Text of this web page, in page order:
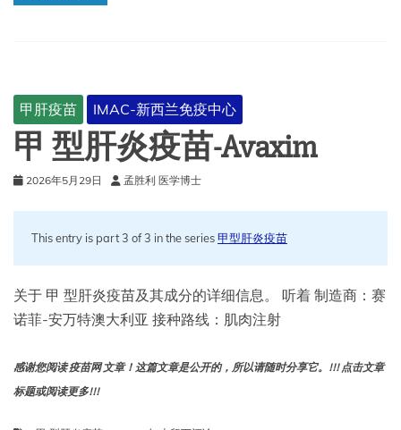
甲肝疫苗 IMAC-新西兰免疫中心
甲 型肝炎疫苗-Avaxim
2026年5月29日 孟胜利 医学博士
This entry is part 3 of 3 in the series甲型肝炎疫苗
关于 甲 型肝炎疫苗及其成分的详细信息。 听着 制造商：赛
诺菲-安万特澳大利亚 接种路线：肌肉注射
感谢您阅读 疫苗网 文章！这篇文章是公开的，所以请随时分享它。!!! 点击文章
标题或阅读更多!!!